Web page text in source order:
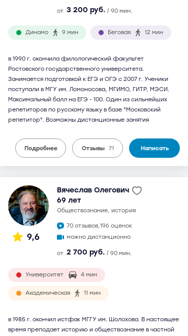
от 3 200 руб. / 90 мин.
Динамо 9 мин Беговая 12 мин
в 1990 г. окончила филологический факультет
Ростовского государственного университета.
Занимается подготовкой к ЕГЭ и ОГЭ с 2007 г. Ученики
поступали в МГУ им. Ломоносова, МГИМО, ГИТР, МЭСИ.
Максимальный балл на ЕГЭ - 100. Один из сильнейших
репетиторов по русскому языку в базе "Московский
репетитор". Возможны дистанционные занятия
Подробнее Отзывы 71 Написать
9,6
Вячеслав Олегович
69 лет
обществознание, история
70 отзывов,196 оценок
можно дистанционно
от 2 700 руб. / 90 мин.
Университет 4 мин
Академическая 11 мин
в 1985 г. окончил истфак МГГУ им. Шолохова. В настоящее
время преподает историю и обществознание в частной